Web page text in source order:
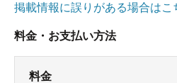
掲載情報に誤りがある場合はこ
料金・お支払い方法
料金